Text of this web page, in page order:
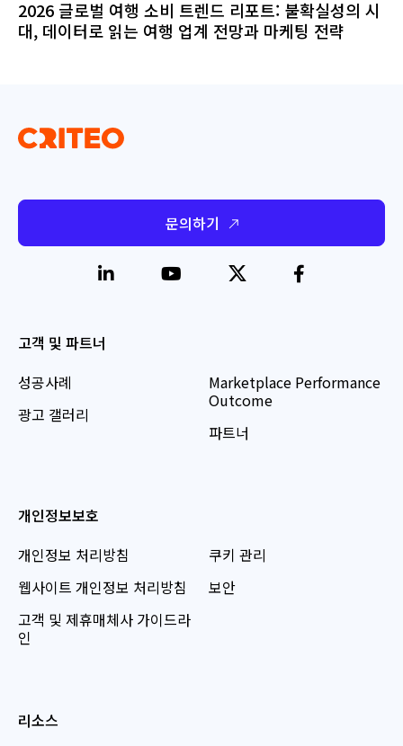
2026 글로벌 여행 소비 트렌드 리포트: 불확실성의 시
대, 데이터로 읽는 여행 업계 전망과 마케팅 전략
문의하기
고객 및 파트너
성공사례
광고 갤러리
Marketplace Performance
Outcome
파트너
개인정보보호
개인정보 처리방침
웹사이트 개인정보 처리방침
고객 및 제휴매체사 가이드라
인
쿠키 관리
보안
리소스